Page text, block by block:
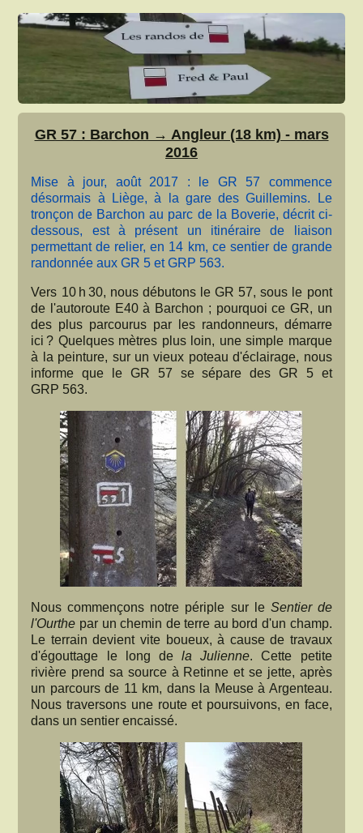
GR 57 : Barchon → Angleur (18 km) - mars
2016
Mise à jour, août 2017 : le GR 57 commence
désormais à Liège, à la gare des Guillemins. Le
tronçon de Barchon au parc de la Boverie, décrit ci-
dessous, est à présent un itinéraire de liaison
permettant de relier, en 14 km, ce sentier de grande
randonnée aux GR 5 et GRP 563.
Vers 10 h 30, nous débutons le GR 57, sous le pont
de l'autoroute E40 à Barchon ; pourquoi ce GR, un
des plus parcourus par les randonneurs, démarre
ici ? Quelques mètres plus loin, une simple marque
à la peinture, sur un vieux poteau d'éclairage, nous
informe que le GR 57 se sépare des GR 5 et
GRP 563.
Nous commençons notre périple sur le Sentier de
l'Ourthe par un chemin de terre au bord d'un champ.
Le terrain devient vite boueux, à cause de travaux
d'égouttage le long dela Julienne. Cette petite
rivière prend sa source à Retinne et se jette, après
un parcours de 11 km, dans la Meuse à Argenteau.
Nous traversons une route et poursuivons, en face,
dans un sentier encaissé.